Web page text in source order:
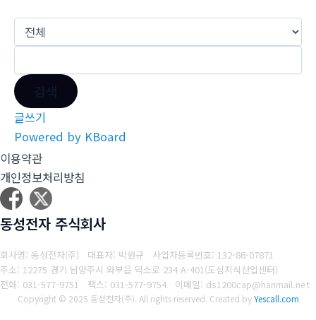
글쓰기
Powered by KBoard
이용약관
개인정보처리방침
동성전자 주식회사
회사명: 동성전자(주) 대표자: 박원규 사업자등록번호: 132-86-07871
주소: 12275 경기 남양주시 와부읍 덕소로 234 A-401(도심지식산업센터)
전화: 031-577-9751
팩스: 031-577-9754 이메일: ds1200cap@hanmail.net
Copyright © 2025 동성전자(주). All rights reserved. Created byYescall.com